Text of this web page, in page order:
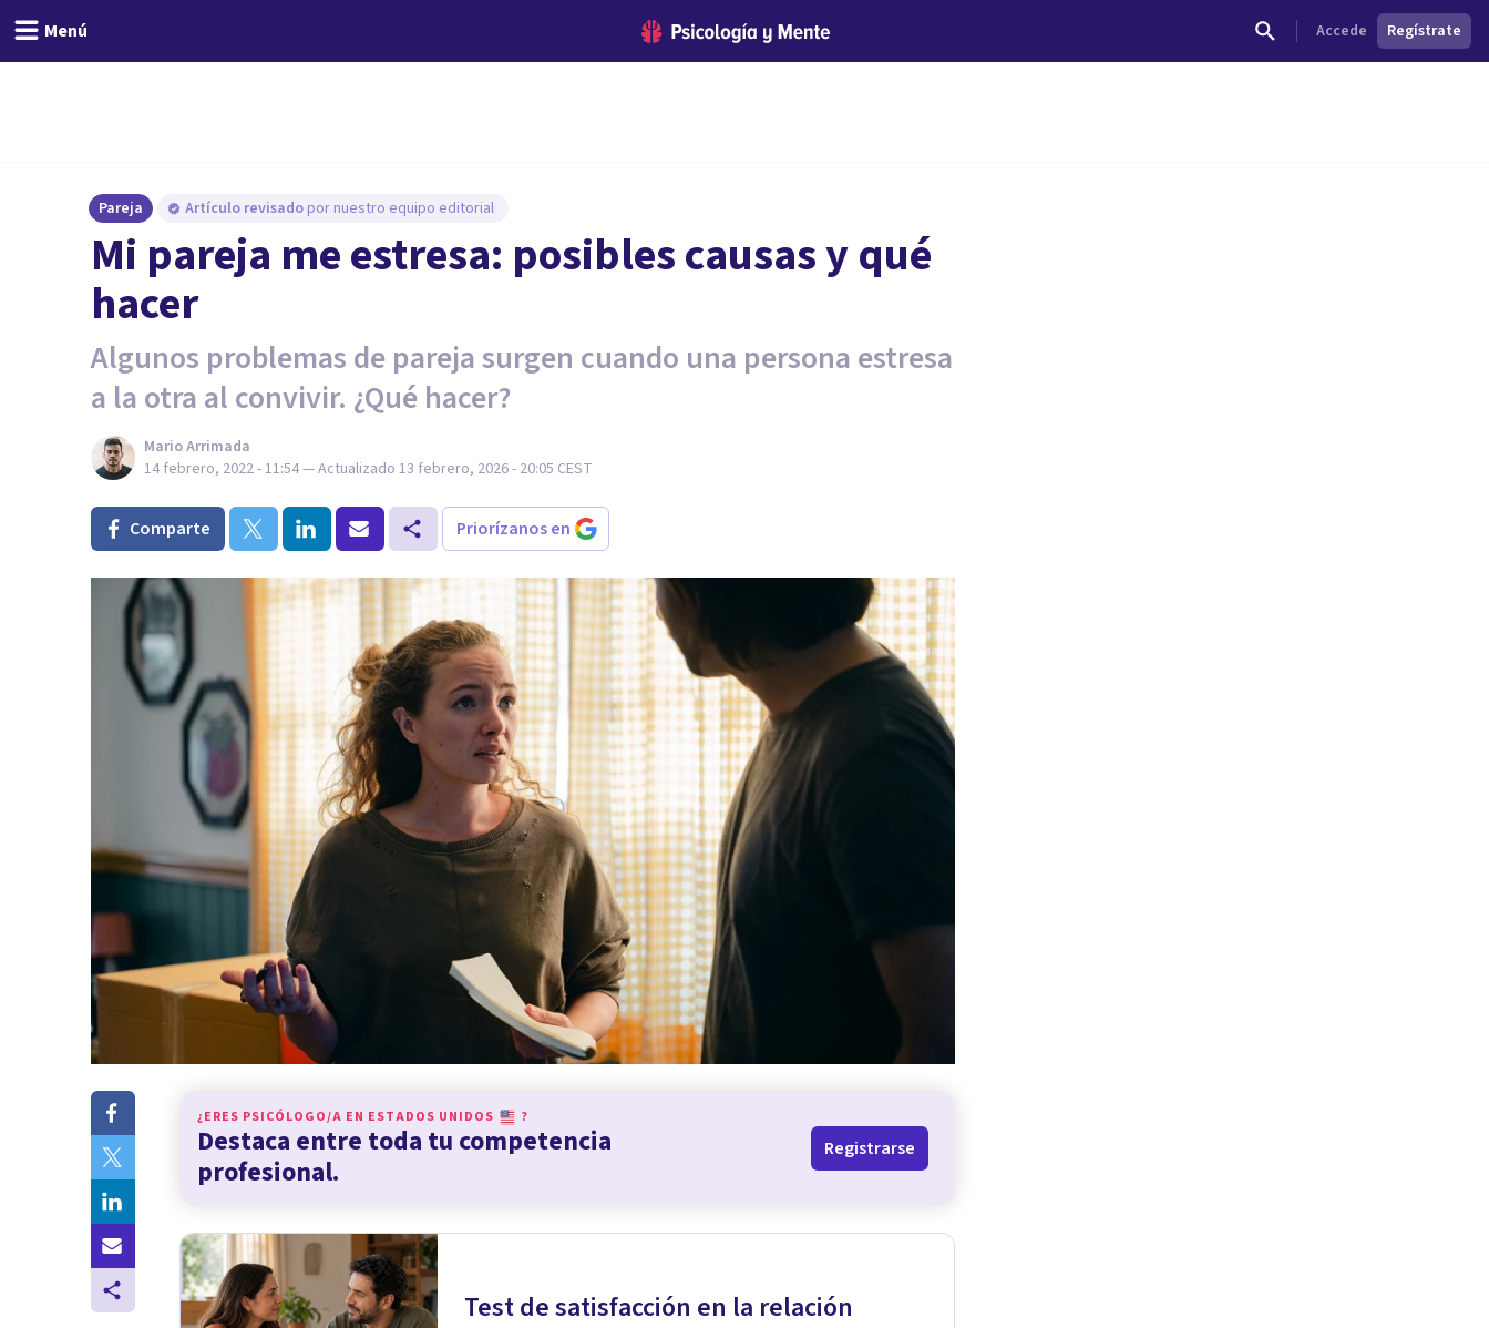
Menú Accede Regístrate
Pareja Artículo revisado por nuestro equipo editorial
Mi pareja me estresa: posibles causas y qué
hacer
Algunos problemas de pareja surgen cuando una persona estresa
a la otra al convivir. ¿Qué hacer?
Mario Arrimada
14 febrero, 2022 - 11:54— Actualizado 13 febrero, 2026 - 20:05 CEST
Comparte Priorízanos en
¿ERES PSICÓLOGO/A EN ESTADOS UNIDOS ?
Destaca entre toda tu competencia
profesional.
Registrarse
Test de satisfacción en la relación